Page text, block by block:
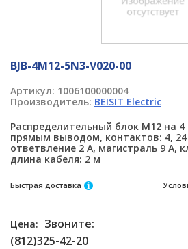
BJB-4M12-5N3-V020-00
Артикул: 1006100000004
Производитель: BEISIT Electric
Распределительный блок M12 на
прямым выводом, контактов: 4, 24
ответвление 2 А, магистраль 9 А,
длина кабеля: 2 м
Быстрая доставка
Цена: Звоните:
(812)325-42-20